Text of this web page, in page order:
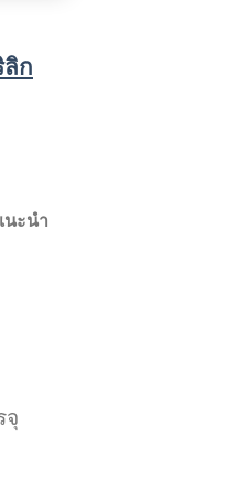
ลิก
นะนำ
จุ